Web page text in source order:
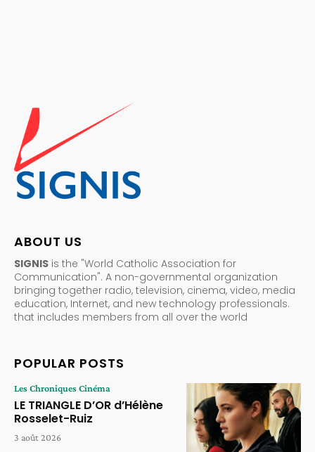
ABOUT US
SIGNIS is the "World Catholic Association for
Communication". A non-governmental organization
bringing together radio, television, cinema, video, media
education, Internet, and new technology professionals.
that includes members from all over the world
POPULAR POSTS
Les Chroniques Cinéma
LE TRIANGLE D’OR d’Hélène
Rosselet-Ruiz
3 août 2026